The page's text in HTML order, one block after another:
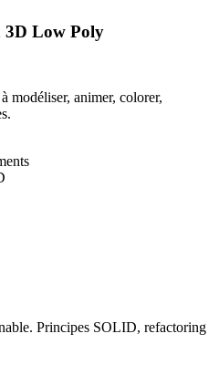
3D Low Poly
modéliser, animer, colorer,
Principes SOLID, refactoring